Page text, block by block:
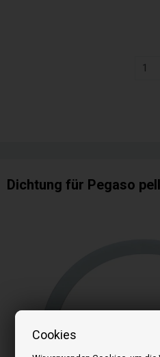
Cookies
Dichtung für Pegaso